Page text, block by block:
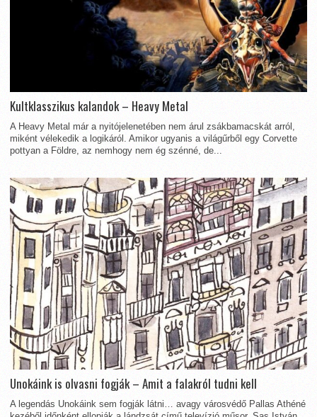
Kultklasszikus kalandok – Heavy Metal
A Heavy Metal már a nyitójelenetében nem árul zsákbamacskát arról,
miként vélekedik a logikáról. Amikor ugyanis a világűrből egy Corvette
pottyan a Földre, az nemhogy nem ég szénné, de...
Unokáink is olvasni fogják – Amit a falakról tudni kell
A legendás Unokáink sem fogják látni… avagy városvédő Pallas Athéné